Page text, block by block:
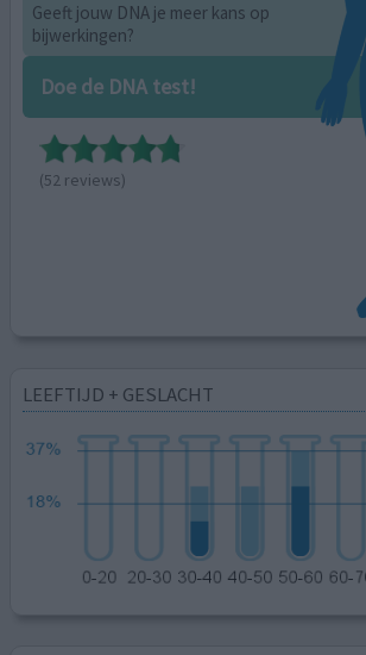
Geeft jouw DNA je meer kans op
bijwerkingen?
Doe de DNA test!
(52 reviews)
LEEFTIJD + GESLACHT